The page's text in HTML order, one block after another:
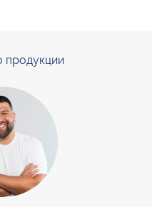
продукции